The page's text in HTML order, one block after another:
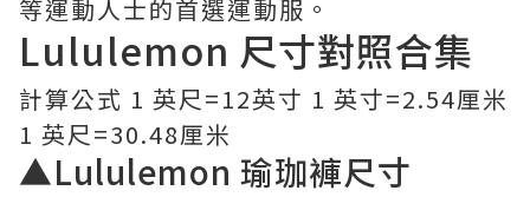
等運動人士的首選運動服。
Lululemon 尺寸對照合集
計算公式 1 英尺=12英寸 1 英寸=2.54厘米
1 英尺=30.48厘米
▲Lululemon 瑜珈褲尺寸